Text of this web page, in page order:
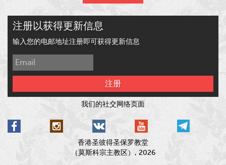
注册以获得更新信息
输入您的电邮地址注册即可获得更新信息
注册
我们的社交网络页面
香港圣彼得圣保罗教堂
（莫斯科宗主教区）, 2026